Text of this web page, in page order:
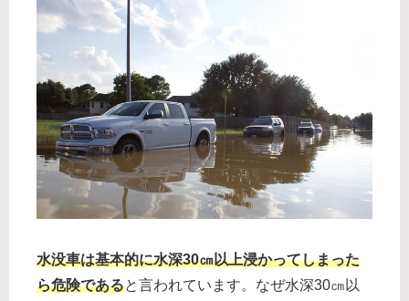
水没車は基本的に水深30㎝以上浸かってしまった
ら危険であると言われています。なぜ水深30㎝以